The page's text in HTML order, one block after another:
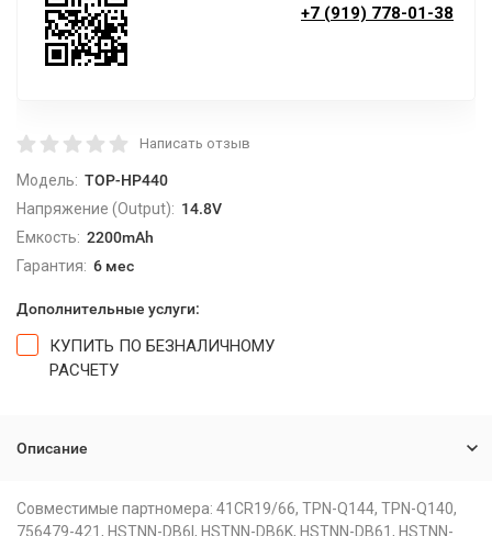
+7 (919) 778-01-38
Написать отзыв
Модель: TOP-HP440
Напряжение (Output): 14.8V
Емкость: 2200mAh
Гарантия: 6 мес
Дополнительные услуги:
КУПИТЬ ПО БЕЗНАЛИЧНОМУ
РАСЧЕТУ
Описание
Совместимые партномера: 41CR19/66, TPN-Q144, TPN-Q140,
756479-421, HSTNN-DB6I, HSTNN-DB6K, HSTNN-DB61, HSTNN-